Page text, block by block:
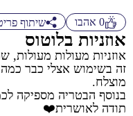
0 אהבו שיתוף
אוזניות בלוטוס
אוזניות מעולות מעולות,
זה בשימוש אצלי כבר
מוצלח.
בנוסף הבטריה מספיקה
תודה לאושרית❤️